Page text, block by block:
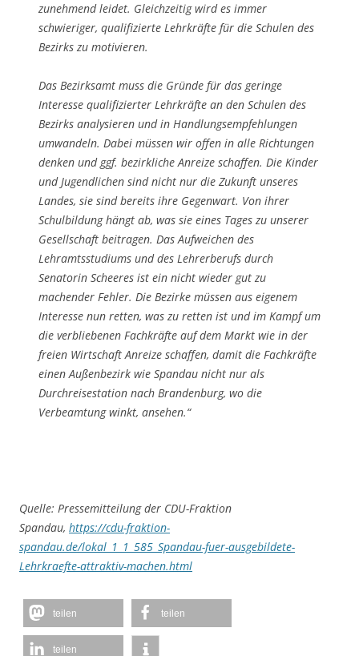
zunehmend leidet. Gleichzeitig wird es immer
schwieriger, qualifizierte Lehrkräfte für die Schulen des
Bezirks zu motivieren.
Das Bezirksamt muss die Gründe für das geringe
Interesse qualifizierter Lehrkräfte an den Schulen des
Bezirks analysieren und in Handlungsempfehlungen
umwandeln. Dabei müssen wir offen in alle Richtungen
denken und ggf. bezirkliche Anreize schaffen. Die Kinder
und Jugendlichen sind nicht nur die Zukunft unseres
Landes, sie sind bereits ihre Gegenwart. Von ihrer
Schulbildung hängt ab, was sie eines Tages zu unserer
Gesellschaft beitragen. Das Aufweichen des
Lehramtsstudiums und des Lehrerberufs durch
Senatorin Scheeres ist ein nicht wieder gut zu
machender Fehler. Die Bezirke müssen aus eigenem
Interesse nun retten, was zu retten ist und im Kampf um
die verbliebenen Fachkräfte auf dem Markt wie in der
freien Wirtschaft Anreize schaffen, damit die Fachkräfte
einen Außenbezirk wie Spandau nicht nur als
Durchreisestation nach Brandenburg, wo die
Verbeamtung winkt, ansehen.“
Quelle: Pressemitteilung der CDU-Fraktion
Spandau, https://cdu-fraktion-
spandau.de/lokal_1_1_585_Spandau-fuer-ausgebildete-
Lehrkraefte-attraktiv-machen.html
teilen teilen
teilen